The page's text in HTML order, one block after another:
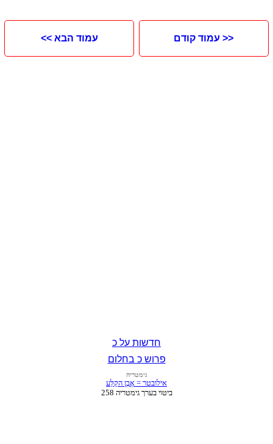
<< עמוד קודם עמוד הבא >>
חדשות על כ
פרוש כ בחלום